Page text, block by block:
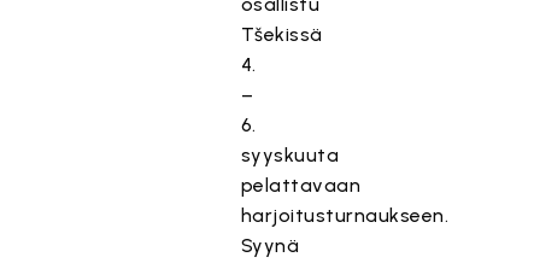
Tšekissä
4.
–
6.
syyskuuta
pelattavaan
harjoitusturnaukseen.
Syynä